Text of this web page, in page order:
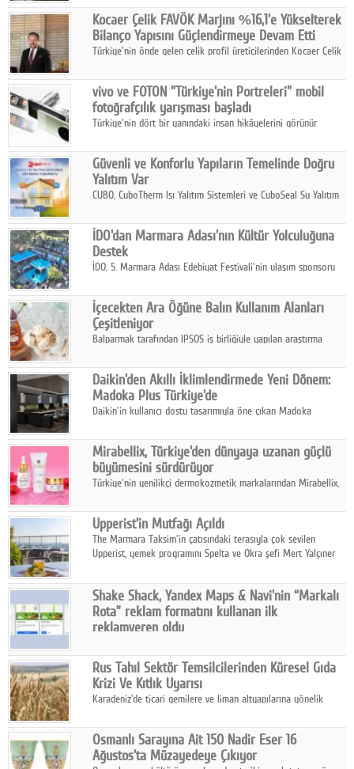
hasılatıyla Türkiye'nin en büyük 83. firması oldu.
Kocaer Çelik FAVÖK Marjını %16,1'e Yükselterek
Bilanço Yapısını Güçlendirmeye Devam Etti
Türkiye'nin önde gelen çelik profil üreticilerinden Kocaer Çelik
Çelik FAVÖK Marjını %16,1'e yükseltti.
vivo ve FOTON "Türkiye'nin Portreleri" mobil
fotoğrafçılık yarışması başladı
Türkiye'nin dört bir yanındaki insan hikâyelerini görünür
insanını, kültürünü ve yaşamını portre fotoğraflarıyla
anlatmaya davet ediyor.
Güvenli ve Konforlu Yapıların Temelinde Doğru
Yalıtım Var
CUBO, CuboTherm Isı Yalıtım Sistemleri ve CuboSeal Su Yalıtım
ve sürdürülebilir çözümler sunuyor.
İDO'dan Marmara Adası'nın Kültür Yolculuğuna
Destek
İDO, 5. Marmara Adası Edebiyat Festivali'nin ulaşım sponsoru
ettiriyor.
İçecekten Ara Öğüne Balın Kullanım Alanları
Çeşitleniyor
Balparmak tarafından IPSOS iş birliğiyle yapılan araştırma
ıhlamur gibi içeceklerde tercih ettiğini ortaya koyuyor.
Daikin'den Akıllı İklimlendirmede Yeni Dönem:
Madoka Plus Türkiye'de
Daikin'in kullanıcı dostu tasarımıyla öne çıkan Madoka
kontrol ünitesi Madoka Plus Türkiye'de satışa sunuldu.
Mirabellix, Türkiye'den dünyaya uzanan güçlü
büyümesini sürdürüyor
Türkiye'nin yenilikçi dermokozmetik markalarından Mirabellix,
ürünleriyle hem yurt içinde hem de uluslararası pazarlarda
büyümesini sürdürüyor.
Upperist'in Mutfağı Açıldı
The Marmara Taksim'in çatısındaki terasıyla çok sevilen
Upperist, yemek programını Spelta ve Okra şefi Mert Yalçıner
Shake Shack, Yandex Maps & Navi'nin “Markalı
Rota” reklam formatını kullanan ilk
reklamveren oldu
artırmak amacıyla Cereyan Medya ve Yandex Ads iş birliğiyle
Yandex Maps & Navi'nin yeni "Markalı Rota" reklam formatını
kullanan ilk marka oldu.
Rus Tahıl Sektör Temsilcilerinden Küresel Gıda
Krizi Ve Kıtlık Uyarısı
Karadeniz'de ticari gemilere ve liman altyapılarına yönelik
geçirdi.
Osmanlı Sarayına Ait 150 Nadir Eser 16
Ağustos'ta Müzayedeye Çıkıyor